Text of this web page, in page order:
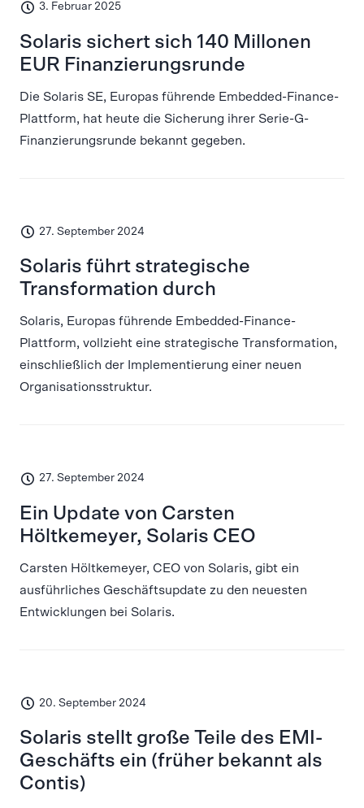
3. Februar 2025
Solaris sichert sich 140 Millonen
EUR Finanzierungsrunde
Die Solaris SE, Europas führende Embedded-Finance-
Plattform, hat heute die Sicherung ihrer Serie-G-
Finanzierungsrunde bekannt gegeben.
27. September 2024
Solaris führt strategische
Transformation durch
Solaris, Europas führende Embedded-Finance-
Plattform, vollzieht eine strategische Transformation,
einschließlich der Implementierung einer neuen
Organisationsstruktur.
27. September 2024
Ein Update von Carsten
Höltkemeyer, Solaris CEO
Carsten Höltkemeyer, CEO von Solaris, gibt ein
ausführliches Geschäftsupdate zu den neuesten
Entwicklungen bei Solaris.
20. September 2024
Solaris stellt große Teile des EMI-
Geschäfts ein (früher bekannt als
Contis)